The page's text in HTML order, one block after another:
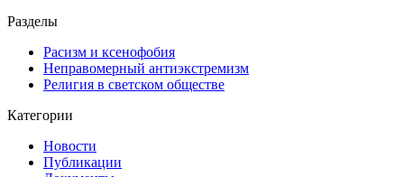
Разделы
Расизм и ксенофобия
Неправомерный антиэкстремизм
Религия в светском обществе
Категории
Новости
Публикации